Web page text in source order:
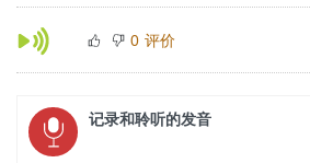
0 评价
记录和聆听的发音